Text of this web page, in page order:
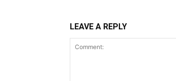
LEAVE A REPLY